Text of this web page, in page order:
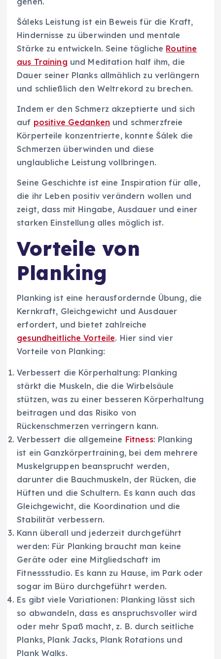
Šáleks Leistung ist ein Beweis für die Kraft,
Hindernisse zu überwinden und mentale
Stärke zu entwickeln. Seine tägliche Routine
aus Training und Meditation half ihm, die
Dauer seiner Planks allmählich zu verlängern
und schließlich den Weltrekord zu brechen.
Indem er den Schmerz akzeptierte und sich
auf positive Gedanken und schmerzfreie
Körperteile konzentrierte, konnte Šálek die
Schmerzen überwinden und diese
unglaubliche Leistung vollbringen.
Seine Geschichte ist eine Inspiration für alle,
die ihr Leben positiv verändern wollen und
zeigt, dass mit Hingabe, Ausdauer und einer
starken Einstellung alles möglich ist.
Vorteile von
Planking
Planking ist eine herausfordernde Übung, die
Kernkraft, Gleichgewicht und Ausdauer
erfordert, und bietet zahlreiche
gesundheitliche Vorteile. Hier sind vier
Vorteile von Planking:
Verbessert die Körperhaltung: Planking
stärkt die Muskeln, die die Wirbelsäule
stützen, was zu einer besseren Körperhaltung
beitragen und das Risiko von
Rückenschmerzen verringern kann.
Verbessert die allgemeine Fitness: Planking
ist ein Ganzkörpertraining, bei dem mehrere
Muskelgruppen beansprucht werden,
darunter die Bauchmuskeln, der Rücken, die
Hüften und die Schultern. Es kann auch das
Gleichgewicht, die Koordination und die
Stabilität verbessern.
Kann überall und jederzeit durchgeführt
werden: Für Planking braucht man keine
Geräte oder eine Mitgliedschaft im
Fitnessstudio. Es kann zu Hause, im Park oder
sogar im Büro durchgeführt werden.
Es gibt viele Variationen: Planking lässt sich
so abwandeln, dass es anspruchsvoller wird
oder mehr Spaß macht, z. B. durch seitliche
Planks, Plank Jacks, Plank Rotations und
Plank Walks.